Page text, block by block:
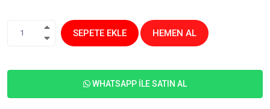
1 SEPETE EKLE HEMEN AL
WHATSAPP İLE SATIN AL